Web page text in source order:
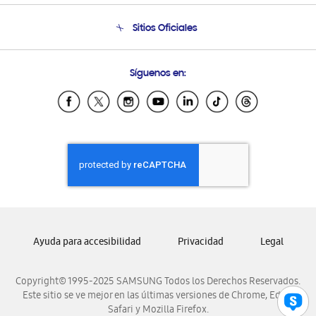
Condiciones de Compra
Soporte vía eMail
Sitios Oficiales
Samsung Ecuador
Samsung El Salvador
Samsung Honduras
Samsung Nicaragua
Samsung Panamá
Samsung Venezuela
Síguenos en:
Copyright© 1995-2025 SAMSUNG Todos los Derechos Reservados.
Este sitio se ve mejor en las últimas versiones de Chrome, Edge,
Safari y Mozilla Firefox.
Ayuda para accesibilidad Privacidad Legal